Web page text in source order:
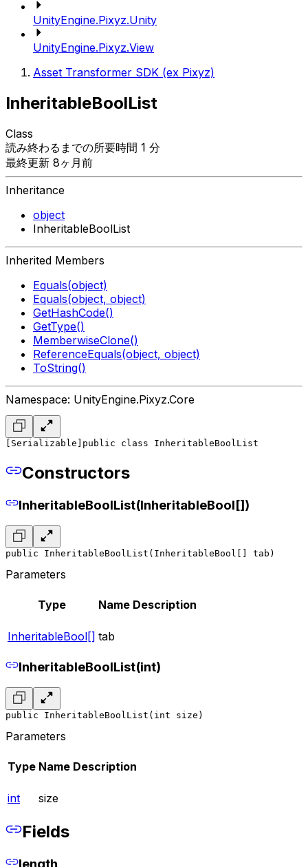
UnityEngine.Pixyz.Unity
UnityEngine.Pixyz.View
Asset Transformer SDK (ex Pixyz)
InheritableBoolList
Class
読み終わるまでの所要時間 1 分
最終更新 8ヶ月前
Inheritance
object
InheritableBoolList
Inherited Members
Equals(object)
Equals(object, object)
GetHashCode()
GetType()
MemberwiseClone()
ReferenceEquals(object, object)
ToString()
Namespace: UnityEngine.Pixyz.Core
[Serializable] public class InheritableBoolList
Constructors
InheritableBoolList(InheritableBool[])
public InheritableBoolList(InheritableBool[] tab)
Parameters
Type Name Description
InheritableBool[] tab
InheritableBoolList(int)
public InheritableBoolList(int size)
Parameters
Type Name Description
int size
Fields
length